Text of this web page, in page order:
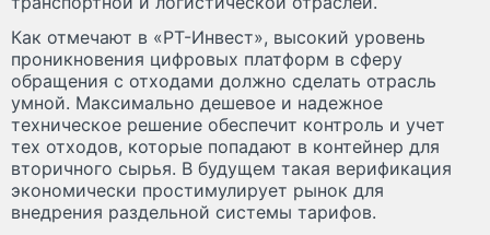
Как отмечают в «РТ-Инвест», высокий уровень
проникновения цифровых платформ в сферу
обращения с отходами должно сделать отрасль
умной. Максимально дешевое и надежное
техническое решение обеспечит контроль и учет
тех отходов, которые попадают в контейнер для
вторичного сырья. В будущем такая верификация
экономически простимулирует рынок для
внедрения раздельной системы тарифов.